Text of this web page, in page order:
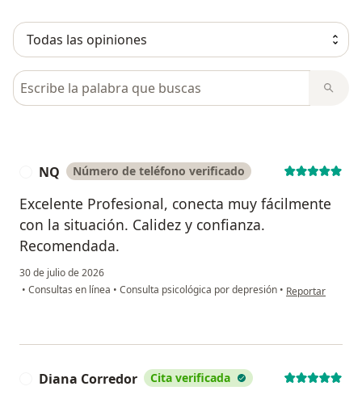
Busca en opiniones
NQ Número de teléfono verificado
Excelente Profesional, conecta muy fácilmente
con la situación. Calidez y confianza.
Recomendada.
30 de julio de 2026
• Consultas en línea • Consulta psicológica por depresión • en opinión del
Reportar
Diana Corredor Cita verificada